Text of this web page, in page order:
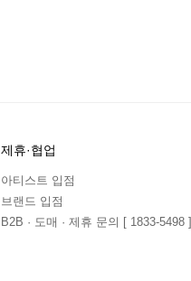
제휴·협업
아티스트 입점
브랜드 입점
B2B · 도매 · 제휴 문의 [ 1833-5498 ]